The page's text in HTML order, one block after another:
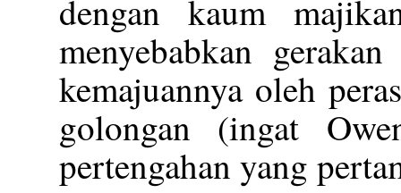
dengan kaum
menyebabkan
kemajuannya oleh
golongan (ingat
pertengahan yang